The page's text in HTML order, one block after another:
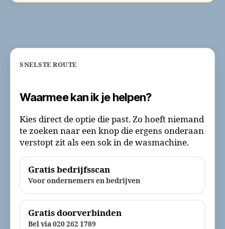
SNELSTE ROUTE
Waarmee kan ik je helpen?
Kies direct de optie die past. Zo hoeft niemand
te zoeken naar een knop die ergens onderaan
verstopt zit als een sok in de wasmachine.
Gratis bedrijfsscan
Voor ondernemers en bedrijven
Gratis doorverbinden
Bel via 020 262 1789